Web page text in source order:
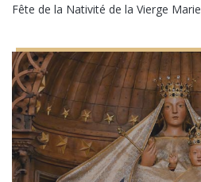
Fête de la Nativité de la Vierge Marie